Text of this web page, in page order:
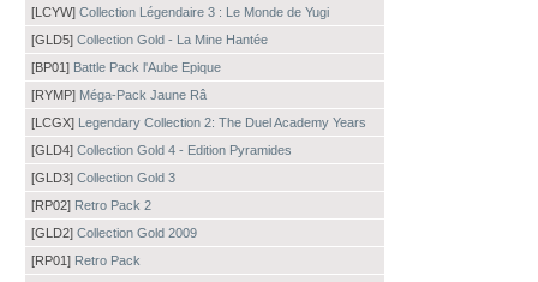
[LCYW] Collection Légendaire 3 : Le Monde de Yugi
[GLD5] Collection Gold - La Mine Hantée
[BP01] Battle Pack l'Aube Epique
[RYMP] Méga-Pack Jaune Râ
[LCGX] Legendary Collection 2: The Duel Academy Years
[GLD4] Collection Gold 4 - Edition Pyramides
[GLD3] Collection Gold 3
[RP02] Retro Pack 2
[GLD2] Collection Gold 2009
[RP01] Retro Pack